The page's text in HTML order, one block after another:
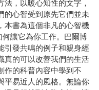
，以暖心知性的文字，
的心智受到原先它們並未
本書為這個非凡的心智機
讓它為你工作。巴爾博
引發共鳴的例子和親身經
真的可以改善我們的生活
作的科普內容中學到不
平易近人的風格。無論你